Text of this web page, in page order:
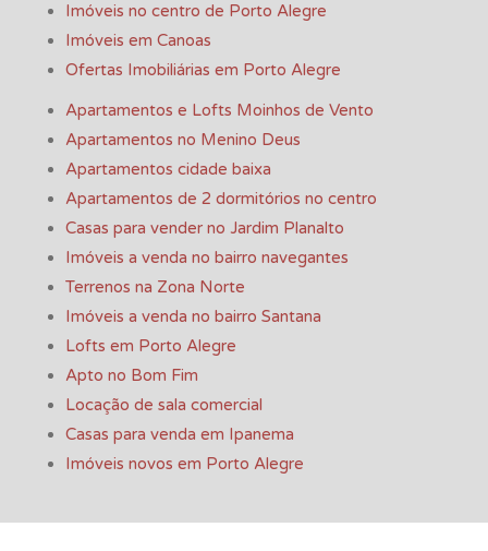
Imóveis no centro de Porto Alegre
Imóveis em Canoas
Ofertas Imobiliárias em Porto Alegre
Apartamentos e Lofts Moinhos de Vento
Apartamentos no Menino Deus
Apartamentos cidade baixa
Apartamentos de 2 dormitórios no centro
Casas para vender no Jardim Planalto
Imóveis a venda no bairro navegantes
Terrenos na Zona Norte
Imóveis a venda no bairro Santana
Lofts em Porto Alegre
Apto no Bom Fim
Locação de sala comercial
Casas para venda em Ipanema
Imóveis novos em Porto Alegre